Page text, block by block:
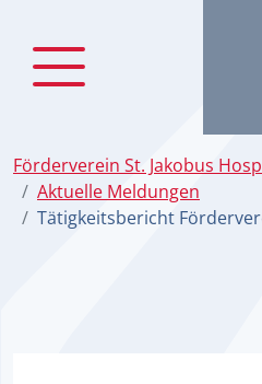
Förderverein St. Jakobus
Aktuelle Meldungen
Tätigkeitsbericht